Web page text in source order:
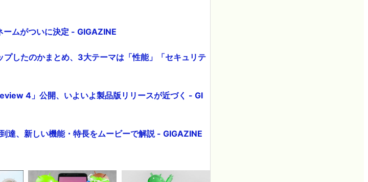
ムがついに決定 - GIGAZINE
したのかまとめ、3大テーマは「性能」「セキュリテ
4」公開、いよいよ製品版リリースが近づく - GI
達、新しい機能・特長をムービーで解説 - GIGAZINE